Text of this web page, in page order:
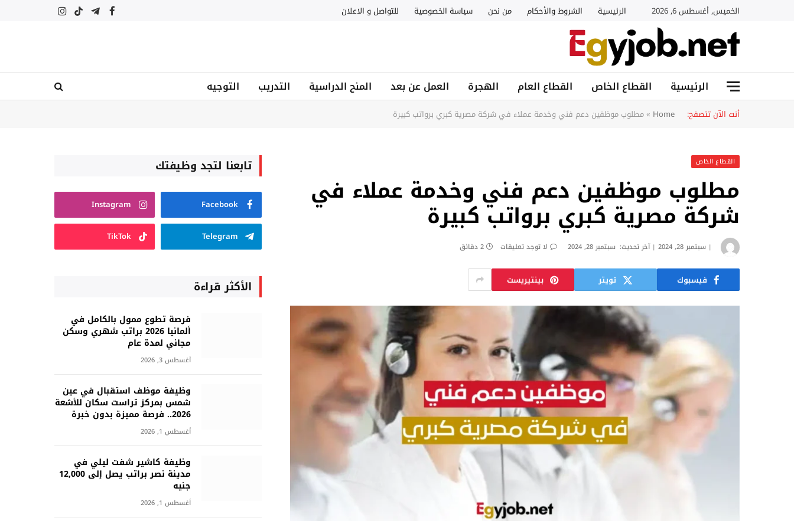
الخميس, أغسطس 6, 2026 الرئيسية الشروط والأحكام من نحن سياسة الخصوصية للتواصل و الاعلان فيسبوكتيلقرامتيكتوكالانستغرام
الرئيسية القطاع الخاص القطاع العام الهجرة العمل عن بعد المنح الدراسية التدريب التوجيه
أنت الآن تتصفح: Home
»مطلوب موظفين دعم فني وخدمة عملاء في شركة مصرية كبري برواتب كبيرة
القطاع الخاص
مطلوب موظفين دعم فني وخدمة عملاء في
شركة مصرية كبري برواتب كبيرة
سبتمبر 28, 2024 آخر تحديث: سبتمبر 28, 2024 لا توجد تعليقات 2 دقائق
فيسبوك تويتر بينتيريست
تابعنا لتجد وظيفتك
Facebook
Instagram
Telegram
TikTok
الأكثر قراءة
فرصة تطوع ممول بالكامل في
ألمانيا 2026 براتب شهري وسكن
مجاني لمدة عام
أغسطس 3, 2026
وظيفة موظف استقبال في عين
شمس بمركز تراست سكان للأشعة
2026.. فرصة مميزة بدون خبرة
أغسطس 1, 2026
وظيفة كاشير شفت ليلي في
مدينة نصر براتب يصل إلى 12,000
جنيه
أغسطس 1, 2026